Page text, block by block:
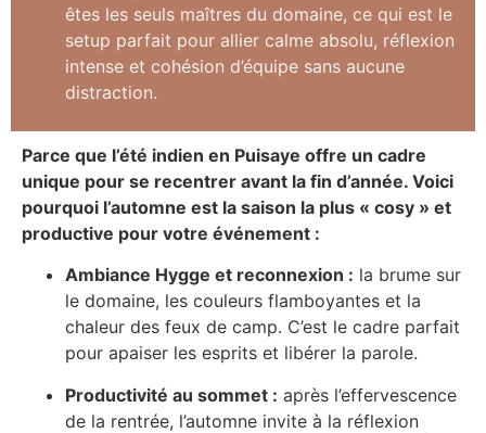
êtes les seuls maîtres du domaine, ce qui est le
setup parfait pour allier calme absolu, réflexion
intense et cohésion d’équipe sans aucune
distraction.
Parce que l’été indien en Puisaye offre un cadre
unique pour se recentrer avant la fin d’année. Voici
pourquoi l’automne est la saison la plus « cosy » et
productive pour votre événement :
Ambiance Hygge et reconnexion : la brume sur
le domaine, les couleurs flamboyantes et la
chaleur des feux de camp. C’est le cadre parfait
pour apaiser les esprits et libérer la parole.
Productivité au sommet : après l’effervescence
de la rentrée, l’automne invite à la réflexion